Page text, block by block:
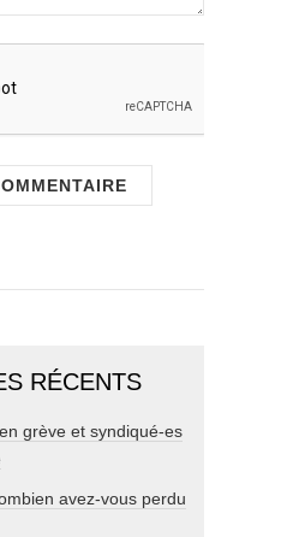
RÉCENTS
grève et syndiqué-es
avez-vous perdu